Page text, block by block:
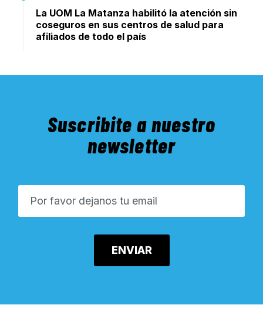
La UOM La Matanza habilitó la atención sin
coseguros en sus centros de salud para
afiliados de todo el país
Suscribite a nuestro
newsletter